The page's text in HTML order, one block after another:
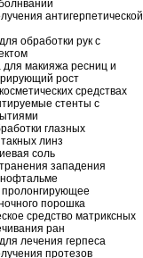
антигерпетической
обработки рук с
для макияжа ресниц и
рост
средствах
стенты с
глазных
линз
соль
западения
порошка
средство матриксных
ран
лечения герпеса
протезов